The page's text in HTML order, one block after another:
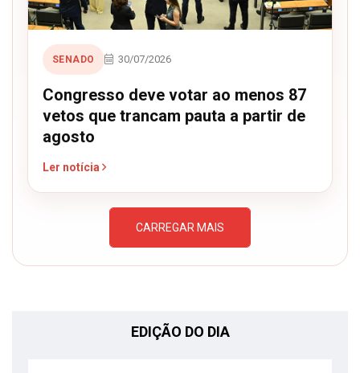
SENADO 30/07/2026
Congresso deve votar ao menos 87
vetos que trancam pauta a partir de
agosto
Ler notícia
CARREGAR MAIS
EDIÇÃO DO DIA